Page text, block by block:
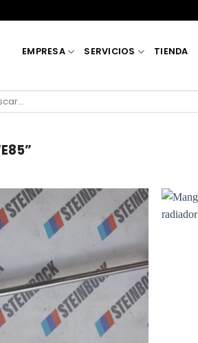
EMPRESA SERVICIOS TIENDA